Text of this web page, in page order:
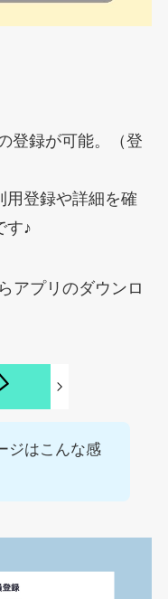
登録が可能。（登
用登録や詳細を確
す♪
アプリのダウンロ
ジはこんな感